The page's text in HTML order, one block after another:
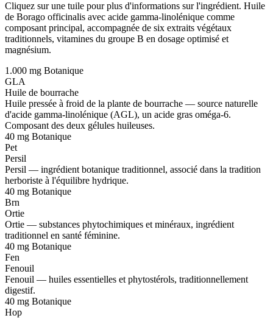
Cliquez sur une tuile pour plus d'informations sur l'ingrédient. Huile
de Borago officinalis avec acide gamma-linolénique comme
composant principal, accompagnée de six extraits végétaux
traditionnels, vitamines du groupe B en dosage optimisé et
magnésium.
1.000 mg Botanique
GLA
Huile de bourrache
Huile pressée à froid de la plante de bourrache — source naturelle
d'acide gamma-linolénique (AGL), un acide gras oméga-6.
Composant des deux gélules huileuses.
40 mg Botanique
Pet
Persil
Persil — ingrédient botanique traditionnel, associé dans la tradition
herboriste à l'équilibre hydrique.
40 mg Botanique
Brn
Ortie
Ortie — substances phytochimiques et minéraux, ingrédient
traditionnel en santé féminine.
40 mg Botanique
Fen
Fenouil
Fenouil — huiles essentielles et phytostérols, traditionnellement
digestif.
40 mg Botanique
Hop